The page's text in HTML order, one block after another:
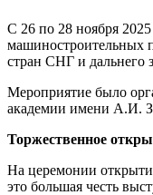
С 26 по 28 ноября
машиностроительных
стран СНГ и дальнего
Мероприятие было
академии имени А.И.
Торжественное
На церемонии
это большая честь